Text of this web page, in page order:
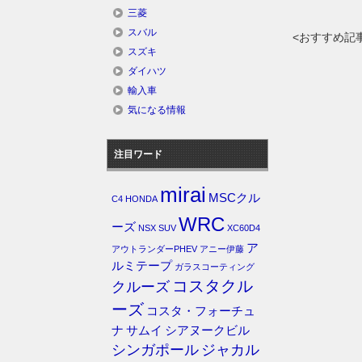
<おすすめ記
三菱
スバル
スズキ
ダイハツ
輸入車
気になる情報
注目ワード
C4 HONDA mirai MSCクル
ーズ NSX SUV WRC XC60D4
アウトランダーPHEV アニー伊藤 ア
ルミテープ ガラスコーティング
クルーズ コスタクル
ーズ コスタ・フォーチュ
ナ サムイ シアヌークビル
シンガポール ジャカル